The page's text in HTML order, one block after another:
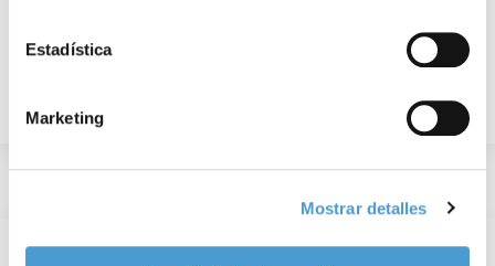
Estadística
Marketing
Mostrar detalles